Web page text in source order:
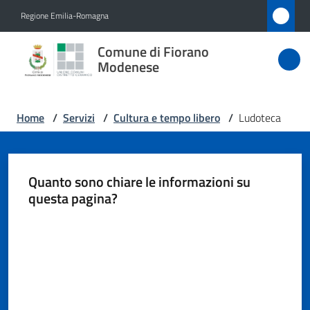
Regione Emilia-Romagna
Comune di Fiorano
Modenese
Comune
di Fiorano
Amministrazione
Novità
Home / Servizi / Cultura e tempo libero / Ludoteca
Quanto sono chiare le informazioni su
questa pagina?